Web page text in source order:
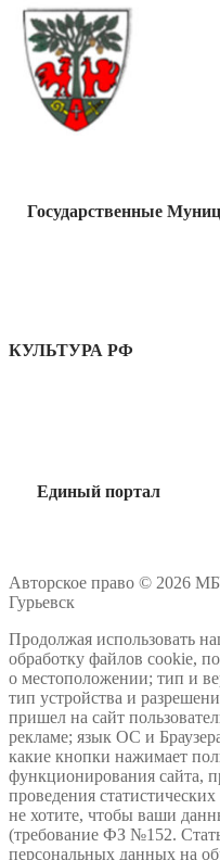
Государственные
КУЛЬТУРА РФ
Единый портал
Авторское право © 2026
Гурьевск
Продолжая использовать
обработку файлов cookie,
о местоположении; тип и
тип устройства и
пришел на сайт
рекламе; язык ОС и
какие кнопки нажимает
функционирования сайта,
проведения
не хотите, чтобы ваши
(требование ФЗ №152.
персональных данных на